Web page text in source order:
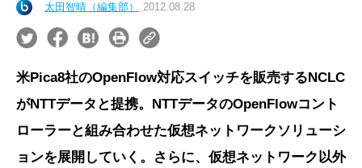
太田智晴（編集部） 2012.08.28
米Pica8社のOpenFlow対応スイッチを販売するNCLC
がNTTデータと提携。NTTデータのOpenFlowコント
ローラーと組み合わせた仮想ネットワークソリューシ
ョンを展開していく。さらに、仮想ネットワーク以外